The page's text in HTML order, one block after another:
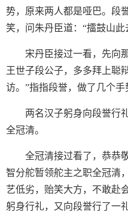
势，原来两人都是哑巴。段
笑，问朱丹臣道：“擂鼓山此
宋丹臣接过一看，先向
王世子段公子，多多拜上聪
访。”指指段誉，做了几个手
两名汉子躬身向段誉行
全冠清。
全冠清接过看了，恭恭
智分舵暂领舵主之职全冠清
艺低劣，贻笑大方，不敢赴
躬身行礼，又向段誉行了一